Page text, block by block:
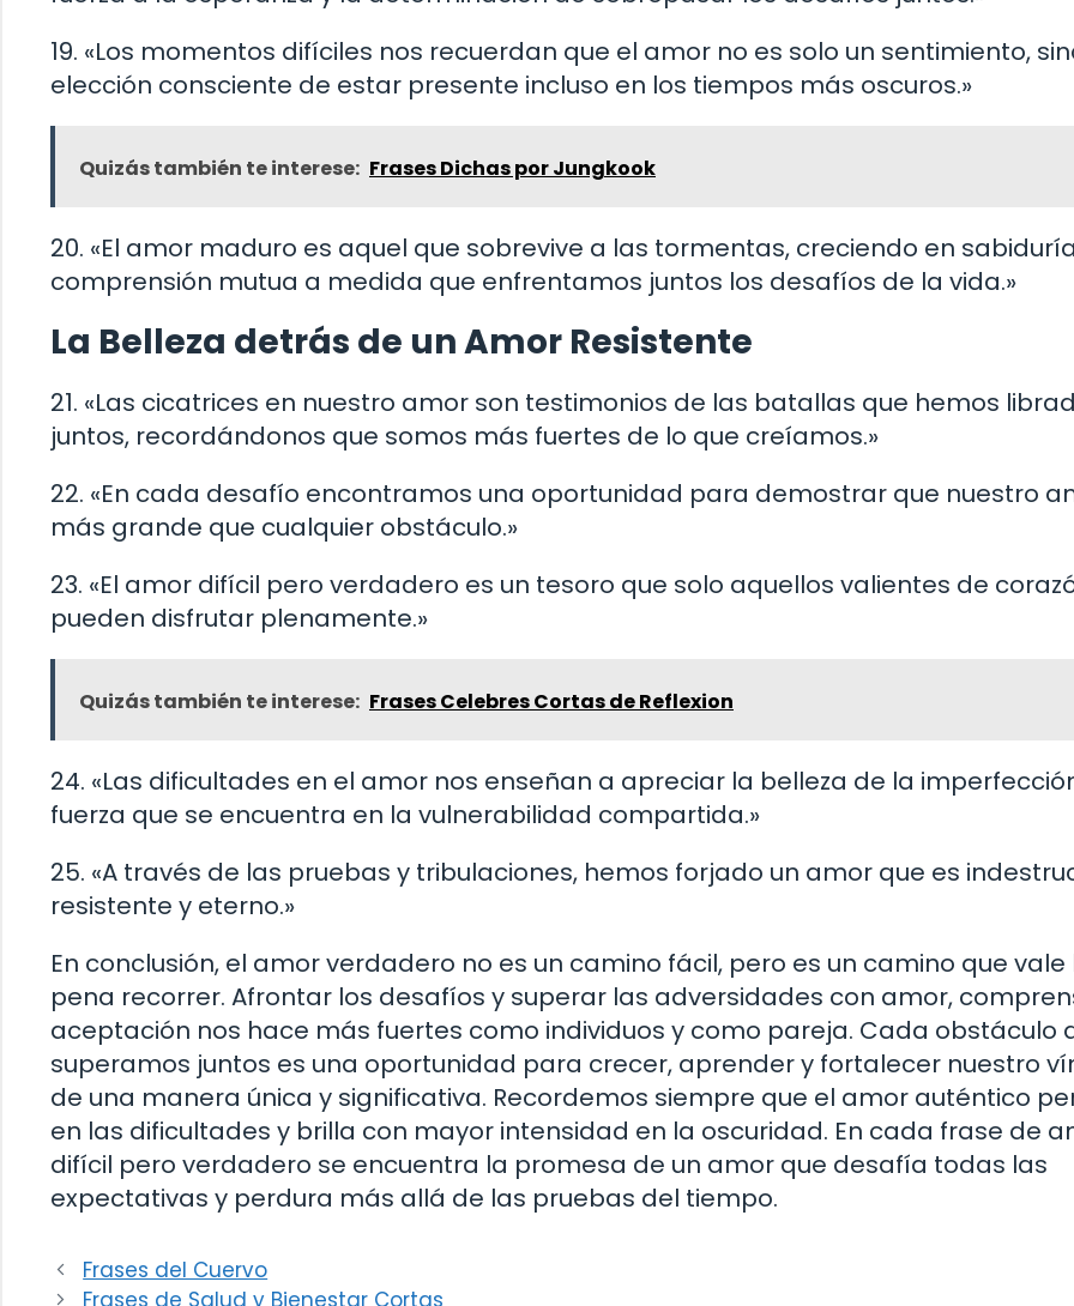
19. «Los momentos difíciles nos recuerdan que el amor no es solo un sentimiento,
elección consciente de estar presente incluso en los tiempos más oscuros.»
Quizás también te interese: Frases Dichas por Jungkook
20. «El amor maduro es aquel que sobrevive a las tormentas, creciendo en
comprensión mutua a medida que enfrentamos juntos los desafíos de la vida.»
La Belleza detrás de un Amor Resistente
21. «Las cicatrices en nuestro amor son testimonios de las batallas que hemos
juntos, recordándonos que somos más fuertes de lo que creíamos.»
22. «En cada desafío encontramos una oportunidad para demostrar que nuestro
más grande que cualquier obstáculo.»
23. «El amor difícil pero verdadero es un tesoro que solo aquellos valientes de
pueden disfrutar plenamente.»
Quizás también te interese: Frases Celebres Cortas de Reflexion
24. «Las dificultades en el amor nos enseñan a apreciar la belleza de la
fuerza que se encuentra en la vulnerabilidad compartida.»
25. «A través de las pruebas y tribulaciones, hemos forjado un amor que es
resistente y eterno.»
En conclusión, el amor verdadero no es un camino fácil, pero es un camino que vale
pena recorrer. Afrontar los desafíos y superar las adversidades con amor,
aceptación nos hace más fuertes como individuos y como pareja. Cada obstáculo
superamos juntos es una oportunidad para crecer, aprender y fortalecer nuestro
de una manera única y significativa. Recordemos siempre que el amor auténtico
en las dificultades y brilla con mayor intensidad en la oscuridad. En cada frase de
difícil pero verdadero se encuentra la promesa de un amor que desafía todas las
expectativas y perdura más allá de las pruebas del tiempo.
Frases del Cuervo
Frases de Salud y Bienestar Cortas